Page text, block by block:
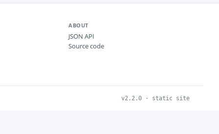
ABOUT
JSON API
Source code
v2.2.0 · static site